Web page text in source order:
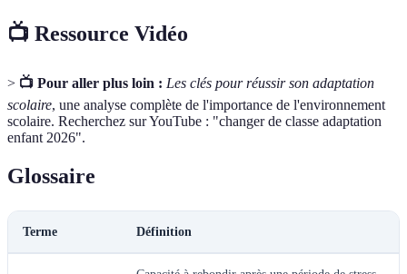
📺 Ressource Vidéo
> 📺 Pour aller plus loin : Les clés pour réussir son adaptation
scolaire, une analyse complète de l'importance de l'environnement
scolaire. Recherchez sur YouTube : "changer de classe adaptation
enfant 2026".
Glossaire
Terme Définition